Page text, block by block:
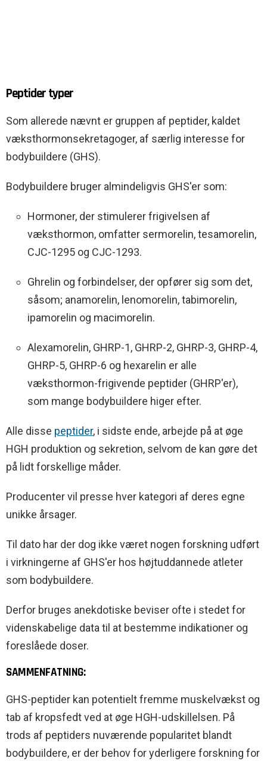
Peptider typer
Som allerede nævnt er gruppen af peptider, kaldet
væksthormonsekretagoger, af særlig interesse for
bodybuildere (GHS).
Bodybuildere bruger almindeligvis GHS'er som:
Hormoner, der stimulerer frigivelsen af
væksthormon, omfatter sermorelin, tesamorelin,
CJC-1295 og CJC-1293.
Ghrelin og forbindelser, der opfører sig som det,
såsom; anamorelin, lenomorelin, tabimorelin,
ipamorelin og macimorelin.
Alexamorelin, GHRP-1, GHRP-2, GHRP-3, GHRP-4,
GHRP-5, GHRP-6 og hexarelin er alle
væksthormon-frigivende peptider (GHRP'er),
som mange bodybuildere higer efter.
Alle disse peptider, i sidste ende, arbejde på at øge
HGH produktion og sekretion, selvom de kan gøre det
på lidt forskellige måder.
Producenter vil presse hver kategori af deres egne
unikke årsager.
Til dato har der dog ikke været nogen forskning udført
i virkningerne af GHS'er hos højtuddannede atleter
som bodybuildere.
Derfor bruges anekdotiske beviser ofte i stedet for
videnskabelige data til at bestemme indikationer og
foreslåede doser.
SAMMENFATNING:
GHS-peptider kan potentielt fremme muskelvækst og
tab af kropsfedt ved at øge HGH-udskillelsen. På
trods af peptiders nuværende popularitet blandt
bodybuildere, er der behov for yderligere forskning for